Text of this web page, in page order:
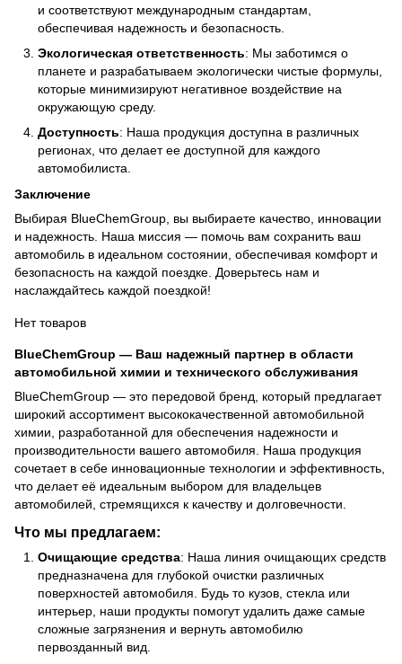
и соответствуют международным стандартам,
обеспечивая надежность и безопасность.
Экологическая ответственность: Мы заботимся о
планете и разрабатываем экологически чистые формулы,
которые минимизируют негативное воздействие на
окружающую среду.
Доступность: Наша продукция доступна в различных
регионах, что делает ее доступной для каждого
автомобилиста.
Заключение
Выбирая BlueChemGroup, вы выбираете качество, инновации
и надежность. Наша миссия — помочь вам сохранить ваш
автомобиль в идеальном состоянии, обеспечивая комфорт и
безопасность на каждой поездке. Доверьтесь нам и
наслаждайтесь каждой поездкой!
Нет товаров
BlueChemGroup — Ваш надежный партнер в области
автомобильной химии и технического обслуживания
BlueChemGroup — это передовой бренд, который предлагает
широкий ассортимент высококачественной автомобильной
химии, разработанной для обеспечения надежности и
производительности вашего автомобиля. Наша продукция
сочетает в себе инновационные технологии и эффективность,
что делает её идеальным выбором для владельцев
автомобилей, стремящихся к качеству и долговечности.
Что мы предлагаем:
Очищающие средства: Наша линия очищающих средств
предназначена для глубокой очистки различных
поверхностей автомобиля. Будь то кузов, стекла или
интерьер, наши продукты помогут удалить даже самые
сложные загрязнения и вернуть автомобилю
первозданный вид.